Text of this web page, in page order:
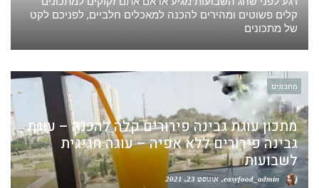
קלים פשוטים ומהירים להכנה למאכלים חלביים, לפניכם לקט
של מתכונים
מתכונים
מתכון עוגת גבינה פירורים קלה להכנה – עוגת
גבינה פירורים ללא אפיה – עוגה חגיגית
לשבועות
אוגוסט 23, 2021